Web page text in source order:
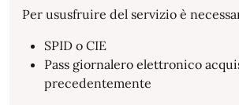
Per ususfruire del servizio è
SPID o CIE
Pass giornalero elettronico
precedentemente